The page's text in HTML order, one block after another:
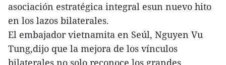
asociación estratégica integral esun nuevo hito
en los lazos bilaterales.
El embajador vietnamita en Seúl, Nguyen Vu
Tung,dijo que la mejora de los vínculos